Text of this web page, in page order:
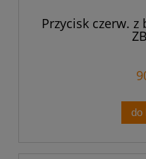
Przycisk czerw.
do